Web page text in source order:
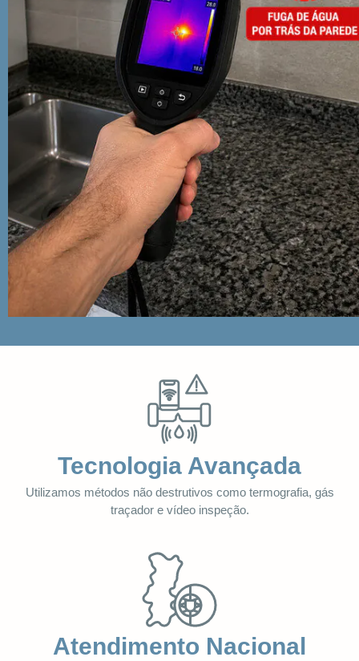
Tecnologia Avançada
Utilizamos métodos não destrutivos como termografia, gás
traçador e vídeo inspeção.
Atendimento Nacional